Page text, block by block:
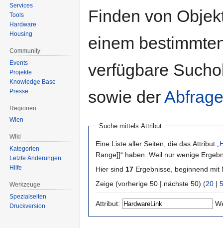
Finden von
einem
verfügbare
sowie der
Suche mittels Attribut
Eine Liste aller Seiten, die das Attribut „
Range]]“ haben. Weil nur wenige
Hier sind 17 Ergebnisse, beginnend
Zeige (vorherige 50 | nächste 50) (20 |
Attribut:
Services
Tools
Hardware
Housing
Community
Events
Projekte
Knowledge Base
Presse
Regionen
Wien
Wiki
Kategorien
Letzte Änderungen
Hilfe
Werkzeuge
Spezialseiten
Druckversion